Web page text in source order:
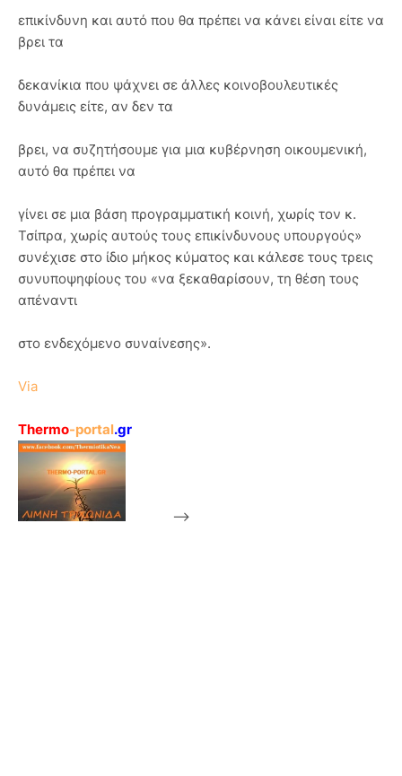
επικίνδυνη και αυτό που θα πρέπει να κάνει είναι είτε να
βρει τα
δεκανίκια που ψάχνει σε άλλες κοινοβουλευτικές
δυνάμεις είτε, αν δεν τα
βρει, να συζητήσουμε για μια κυβέρνηση οικουμενική,
αυτό θα πρέπει να
γίνει σε μια βάση προγραμματική κοινή, χωρίς τον κ.
Τσίπρα, χωρίς αυτούς τους επικίνδυνους υπουργούς»
συνέχισε στο ίδιο μήκος κύματος και κάλεσε τους τρεις
συνυποψηφίους του «να ξεκαθαρίσουν, τη θέση τους
απέναντι
στο ενδεχόμενο συναίνεσης».
Via
Thermo-portal.gr
-->